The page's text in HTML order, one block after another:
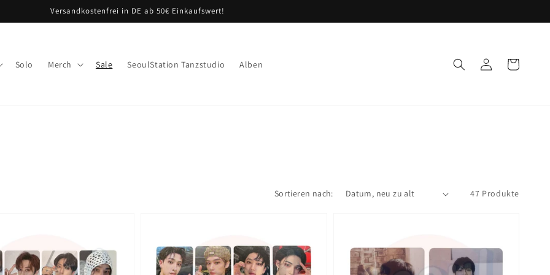
Versandkostenfrei in DE ab 50€ Einkaufswert!
Solo Merch Sale SeoulStation Tanzstudio Alben EinloggenWarenkorb
Sortieren nach: 47 Produkte